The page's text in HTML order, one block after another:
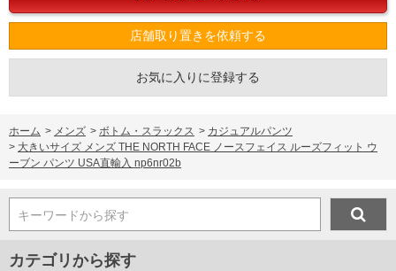
店舗取り置きを依頼する
お気に入りに登録する
ホーム > メンズ > ボトム・スラックス > カジュアルパンツ
> 大きいサイズ メンズ THE NORTH FACE ノースフェイス ルーズフィット ウ
ーブン パンツ USA直輸入 np6nr02b
キーワードから探す
カテゴリから探す